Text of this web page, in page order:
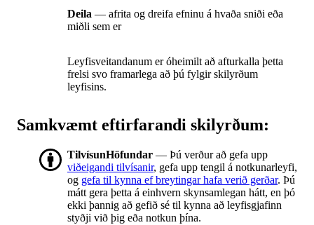
Deila — afrita og dreifa efninu á hvaða sniði eða
miðli sem er
Leyfisveitandanum er óheimilt að afturkalla þetta
frelsi svo framarlega að þú fylgir skilyrðum
leyfisins.
Samkvæmt eftirfarandi skilyrðum:
TilvísunHöfundar — Þú verður að gefa upp
viðeigandi tilvísanir, gefa upp tengil á notkunarleyfi,
og gefa til kynna ef breytingar hafa verið gerðar. Þú
mátt gera þetta á einhvern skynsamlegan hátt, en þó
ekki þannig að gefið sé til kynna að leyfisgjafinn
styðji við þig eða notkun þína.